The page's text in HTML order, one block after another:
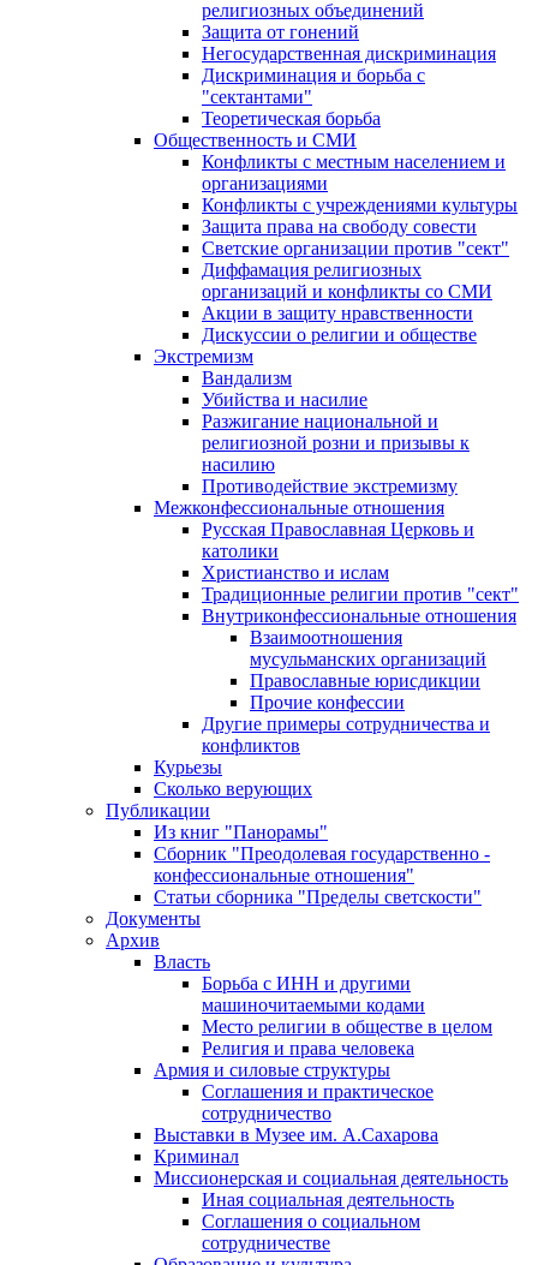
религиозных объединений
Защита от гонений
Негосударственная дискриминация
Дискриминация и борьба с
"сектантами"
Теоретическая борьба
Общественность и СМИ
Конфликты с местным населением и
организациями
Конфликты с учреждениями культуры
Защита права на свободу совести
Светские организации против "сект"
Диффамация религиозных
организаций и конфликты со СМИ
Акции в защиту нравственности
Дискуссии о религии и обществе
Экстремизм
Вандализм
Убийства и насилие
Разжигание национальной и
религиозной розни и призывы к
насилию
Противодействие экстремизму
Межконфессиональные отношения
Русская Православная Церковь и
католики
Христианство и ислам
Традиционные религии против "сект"
Внутриконфессиональные отношения
Взаимоотношения
мусульманских организаций
Православные юрисдикции
Прочие конфессии
Другие примеры сотрудничества и
конфликтов
Курьезы
Сколько верующих
Публикации
Из книг "Панорамы"
Сборник "Преодолевая государственно -
конфессиональные отношения"
Статьи сборника "Пределы светскости"
Документы
Архив
Власть
Борьба с ИНН и другими
машиночитаемыми кодами
Место религии в обществе в целом
Религия и права человека
Армия и силовые структуры
Соглашения и практическое
сотрудничество
Выставки в Музее им. А.Сахарова
Криминал
Миссионерская и социальная деятельность
Иная социальная деятельность
Соглашения о социальном
сотрудничестве